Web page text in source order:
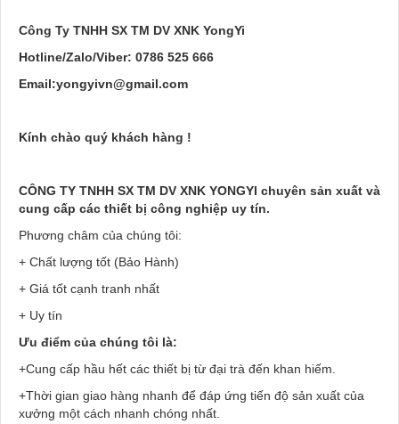
Công Ty TNHH SX TM DV XNK YongYi
Hotline/Zalo/Viber: 0786 525 666
Email:yongyivn@gmail.com
Kính chào quý khách hàng !
CÔNG TY TNHH SX TM DV XNK YONGYI chuyên sản xuất và
cung cấp các thiết bị công nghiệp uy tín.
Phương châm của chúng tôi:
+ Chất lượng tốt (Bảo Hành)
+ Giá tốt cạnh tranh nhất
+ Uy tín
Ưu điểm của chúng tôi là:
+Cung cấp hầu hết các thiết bị từ đại trà đến khan hiếm.
+Thời gian giao hàng nhanh để đáp ứng tiến độ sản xuất của
xưởng một cách nhanh chóng nhất.